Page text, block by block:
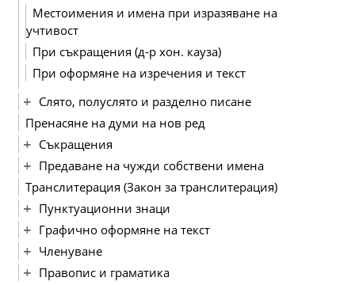
Местоимения и имена при изразяване на
учтивост
При съкращения (д-р хон. кауза)
При оформяне на изречения и текст
Слято, полуслято и разделно писане
Пренасяне на думи на нов ред
Съкращения
Предаване на чужди собствени имена
Транслитерация (Закон за транслитерация)
Пунктуационни знаци
Графично оформяне на текст
Членуване
Правопис и граматика